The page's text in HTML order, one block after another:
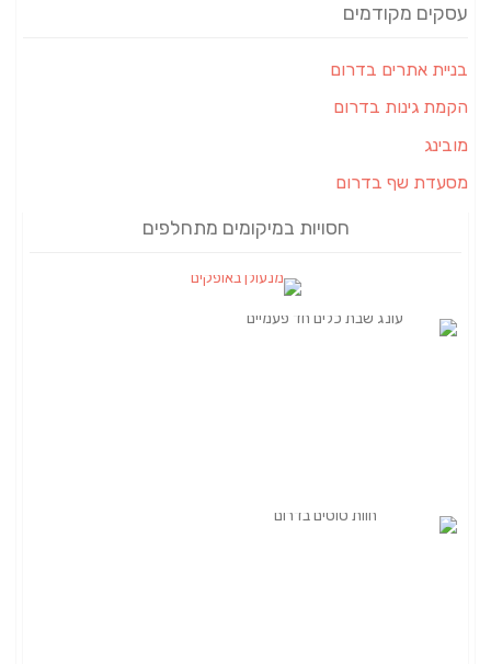
עסקים מקודמים
בניית אתרים בדרום
הקמת גינות בדרום
מובינג
מסעדת שף בדרום
חסויות במיקומים מתחלפים